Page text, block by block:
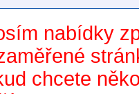
nabídky
chcete